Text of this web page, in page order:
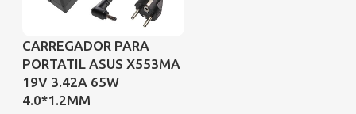
CARREGADOR PARA
PORTATIL ASUS X553MA
19V 3.42A 65W
4.0*1.2MM